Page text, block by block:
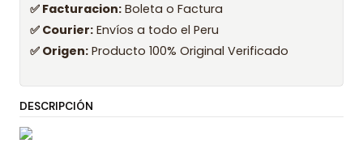
✅ Facturacion: Boleta o Factura
✅ Courier: Envíos a todo el Peru
✅ Origen: Producto 100% Original Verificado
DESCRIPCIÓN